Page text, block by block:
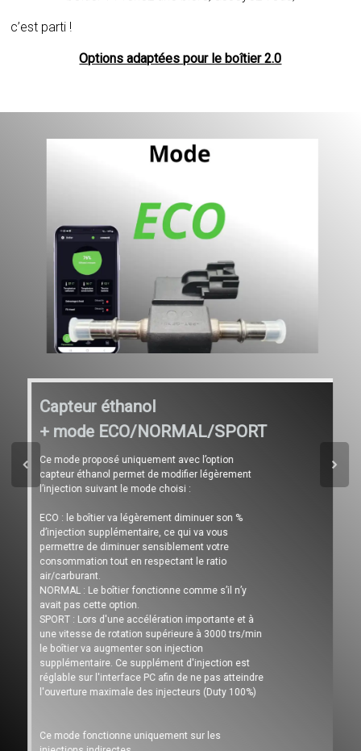
c’est parti !
Options adaptées pour le boîtier 2.0
Capteur éthanol
+ mode ECO/NORMAL/SPORT
Ce mode proposé uniquement avec l’option
capteur éthanol permet de modifier légèrement
l’injection suivant le mode choisi :
ECO : le boîtier va légèrement diminuer son %
d’injection supplémentaire, ce qui va vous
permettre de diminuer sensiblement votre
consommation tout en respectant le ratio
air/carburant.
NORMAL : Le boîtier fonctionne comme s’il n’y
avait pas cette option.
SPORT : Lors d'une accélération importante et à
une vitesse de rotation supérieure à 3000 trs/min
le boîtier va augmenter son injection
supplémentaire. Ce supplément d'injection est
réglable sur l'interface PC afin de ne pas atteindre
l'ouverture maximale des injecteurs (Duty 100%)
Ce mode fonctionne uniquement sur les